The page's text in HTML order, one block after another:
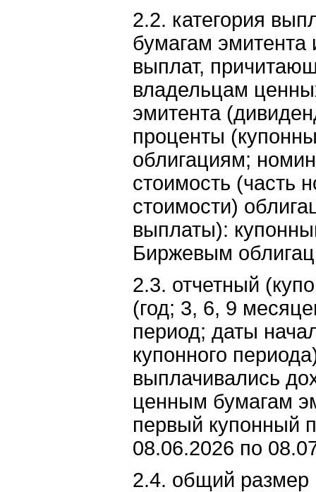
2.2. категория
бумагам
выплат,
владельцам
эмитента
проценты
облигациям;
стоимость (часть
стоимости)
выплаты):
Биржевым
2.3. отчетный
(год; 3, 6, 9
период; даты
купонного
выплачивались
ценным бумагам
первый купонный
08.06.2026 по
2.4. общий